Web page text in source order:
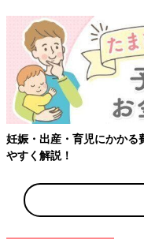
補助金・助成金をわかり